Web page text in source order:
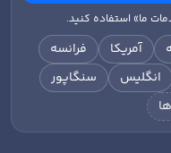
ما» استفاده کنید.
آمریکا
فرانسه
انگلیس
سنگاپور